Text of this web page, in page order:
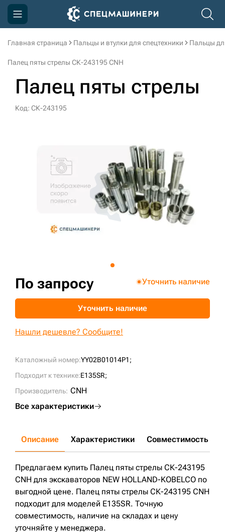
Главная страница Пальцы и втулки для спецтехники Пальцы
Палец пяты стрелы СК-243195 CNH
Палец пяты стрелы
Код: СК-243195
Каталожный номер:YY02B01014P1;
Подходит к технике:E135SR;
Производитель: CNH
Все характеристики
По запросу Уточнить наличие
Уточнить наличие
Нашли дешевле? Сообщите!
Описание Характеристики Совместимость
Предлагаем купить Палец пяты стрелы СК-243195
CNH для экскаваторов NEW HOLLAND-KOBELCO по
выгодной цене. Палец пяты стрелы СК-243195 CNH
подходит для моделей E135SR. Точную
совместимость, наличие на складах и цену
уточняйте у менеджера.
Компания
Доставка и оплата
Информация
3D тур по производству
3D тур по складам
+7 (499) 394-50-93